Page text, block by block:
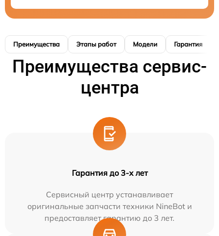
Преимущества Этапы работ Модели Гарантия
Преимущества сервис-
центра
Гарантия до 3-х лет
Сервисный центр устанавливает
оригинальные запчасти техники NineBot и
предоставляет гарантию до 3 лет.